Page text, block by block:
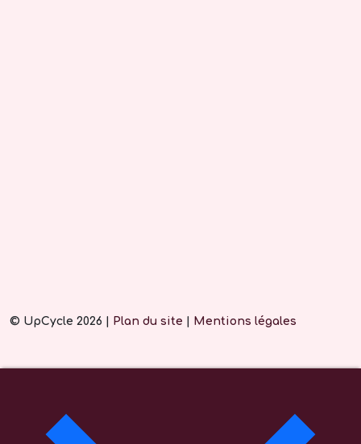
© UpCycle 2026 | Plan du site Mentions légales